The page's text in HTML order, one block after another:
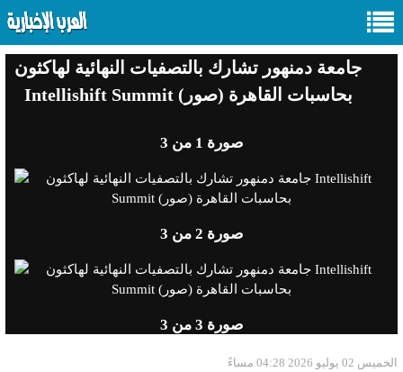
جامعة دمنهور تشارك بالتصفيات النهائية لهاكثون
Intellishift Summit بحاسبات القاهرة (صور)
صورة 1 من 3
صورة 2 من 3
صورة 3 من 3
الخميس 02 يوليو 2026 04:28 مساءً